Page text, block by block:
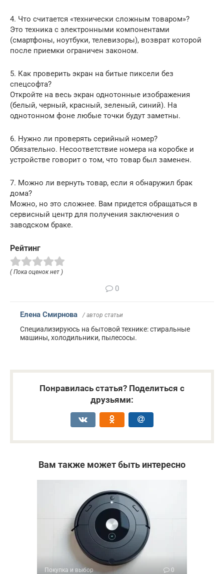
4. Что считается «технически сложным товаром»?
Это техника с электронными компонентами
(смартфоны, ноутбуки, телевизоры), возврат которой
после приемки ограничен законом.
5. Как проверить экран на битые пиксели без
спецсофта?
Откройте на весь экран однотонные изображения
(белый, черный, красный, зеленый, синий). На
однотонном фоне любые точки будут заметны.
6. Нужно ли проверять серийный номер?
Обязательно. Несоответствие номера на коробке и
устройстве говорит о том, что товар был заменен.
7. Можно ли вернуть товар, если я обнаружил брак
дома?
Можно, но это сложнее. Вам придется обращаться в
сервисный центр для получения заключения о
заводском браке.
Рейтинг
( Пока оценок нет )
0
Елена Смирнова / автор статьи
Специализируюсь на бытовой технике: стиральные
машины, холодильники, пылесосы.
Понравилась статья? Поделиться с
друзьями:
Вам также может быть интересно
Покупка и выбор 0